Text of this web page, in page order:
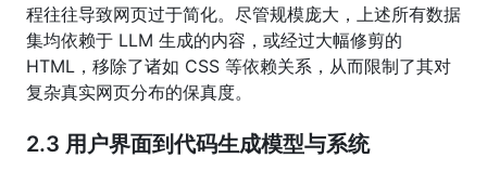
程往往导致网页过于简化。尽管规模庞大，上述所有数据
集均依赖于 LLM 生成的内容，或经过大幅修剪的
HTML，移除了诸如 CSS 等依赖关系，从而限制了其对
复杂真实网页分布的保真度。
2.3 用户界面到代码生成模型与系统